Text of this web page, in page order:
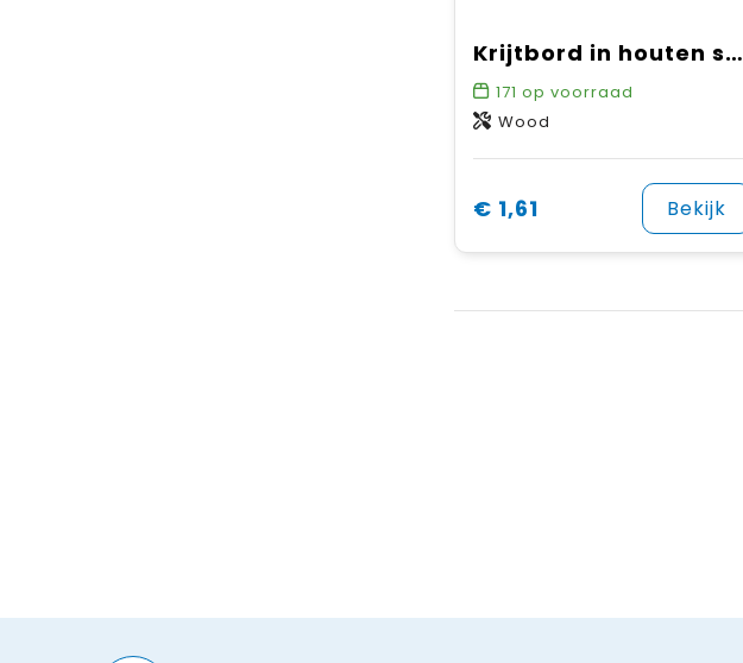
Krijtbord in houten standaard
171 op voorraad
Wood
€ 1,61 Bekijk